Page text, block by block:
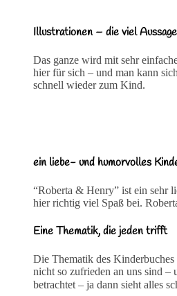
Illustrationen – die viel
Das ganze wird mit sehr
hier für sich – und man kann
schnell wieder zum Kind.
ein liebe- und humorvolles
“Roberta & Henry” ist ein sehr
hier richtig viel Spaß bei.
Eine Thematik, die jeden trifft
Die Thematik des
nicht so zufrieden an uns sind –
betrachtet – ja dann sieht alles